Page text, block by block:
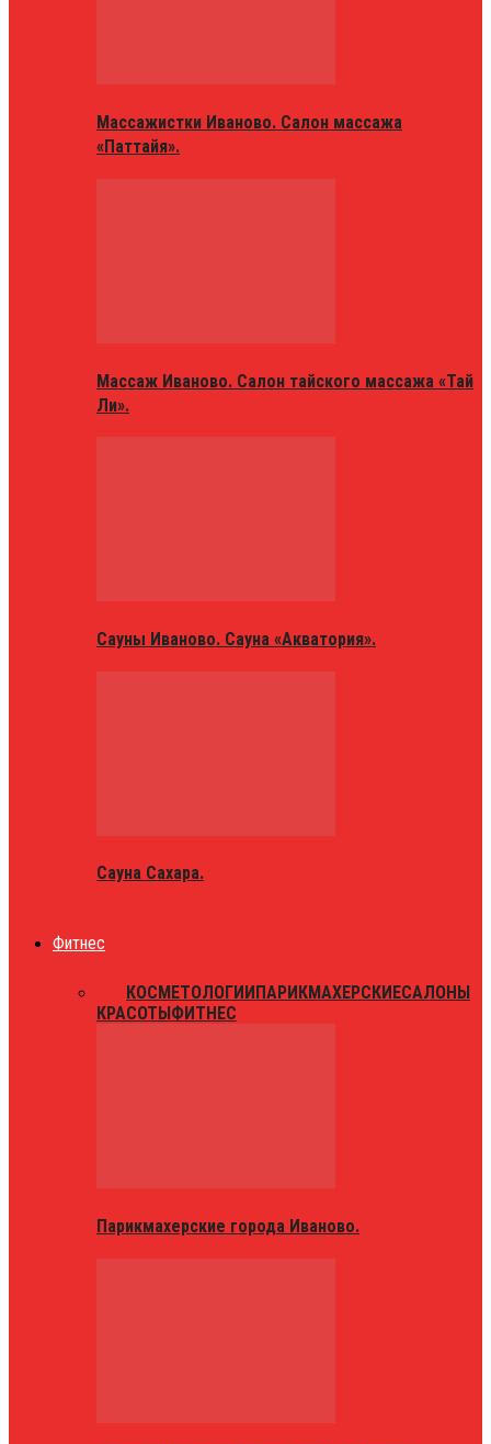
Массажистки Иваново. Салон массажа
«Паттайя».
Массаж Иваново. Салон тайского массажа «Тай
Ли».
Сауны Иваново. Сауна «Акватория».
Сауна Сахара.
Фитнес
КОСМЕТОЛОГИИПАРИКМАХЕРСКИЕСАЛОНЫ
КРАСОТЫФИТНЕС
Парикмахерские города Иваново.